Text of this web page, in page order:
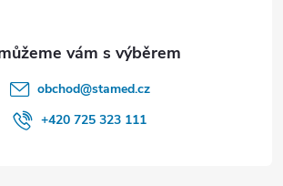
obchod@stamed.cz
+420 725 323 111